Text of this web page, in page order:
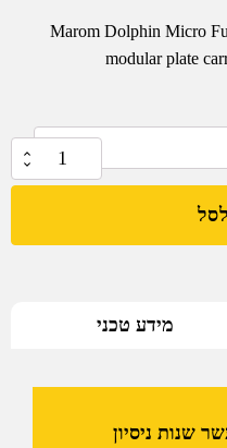
Marom Dolphin Micro
modular plate
של
מיקרו
ווסט
לוחם
מידע טכני
שנות ניסיון